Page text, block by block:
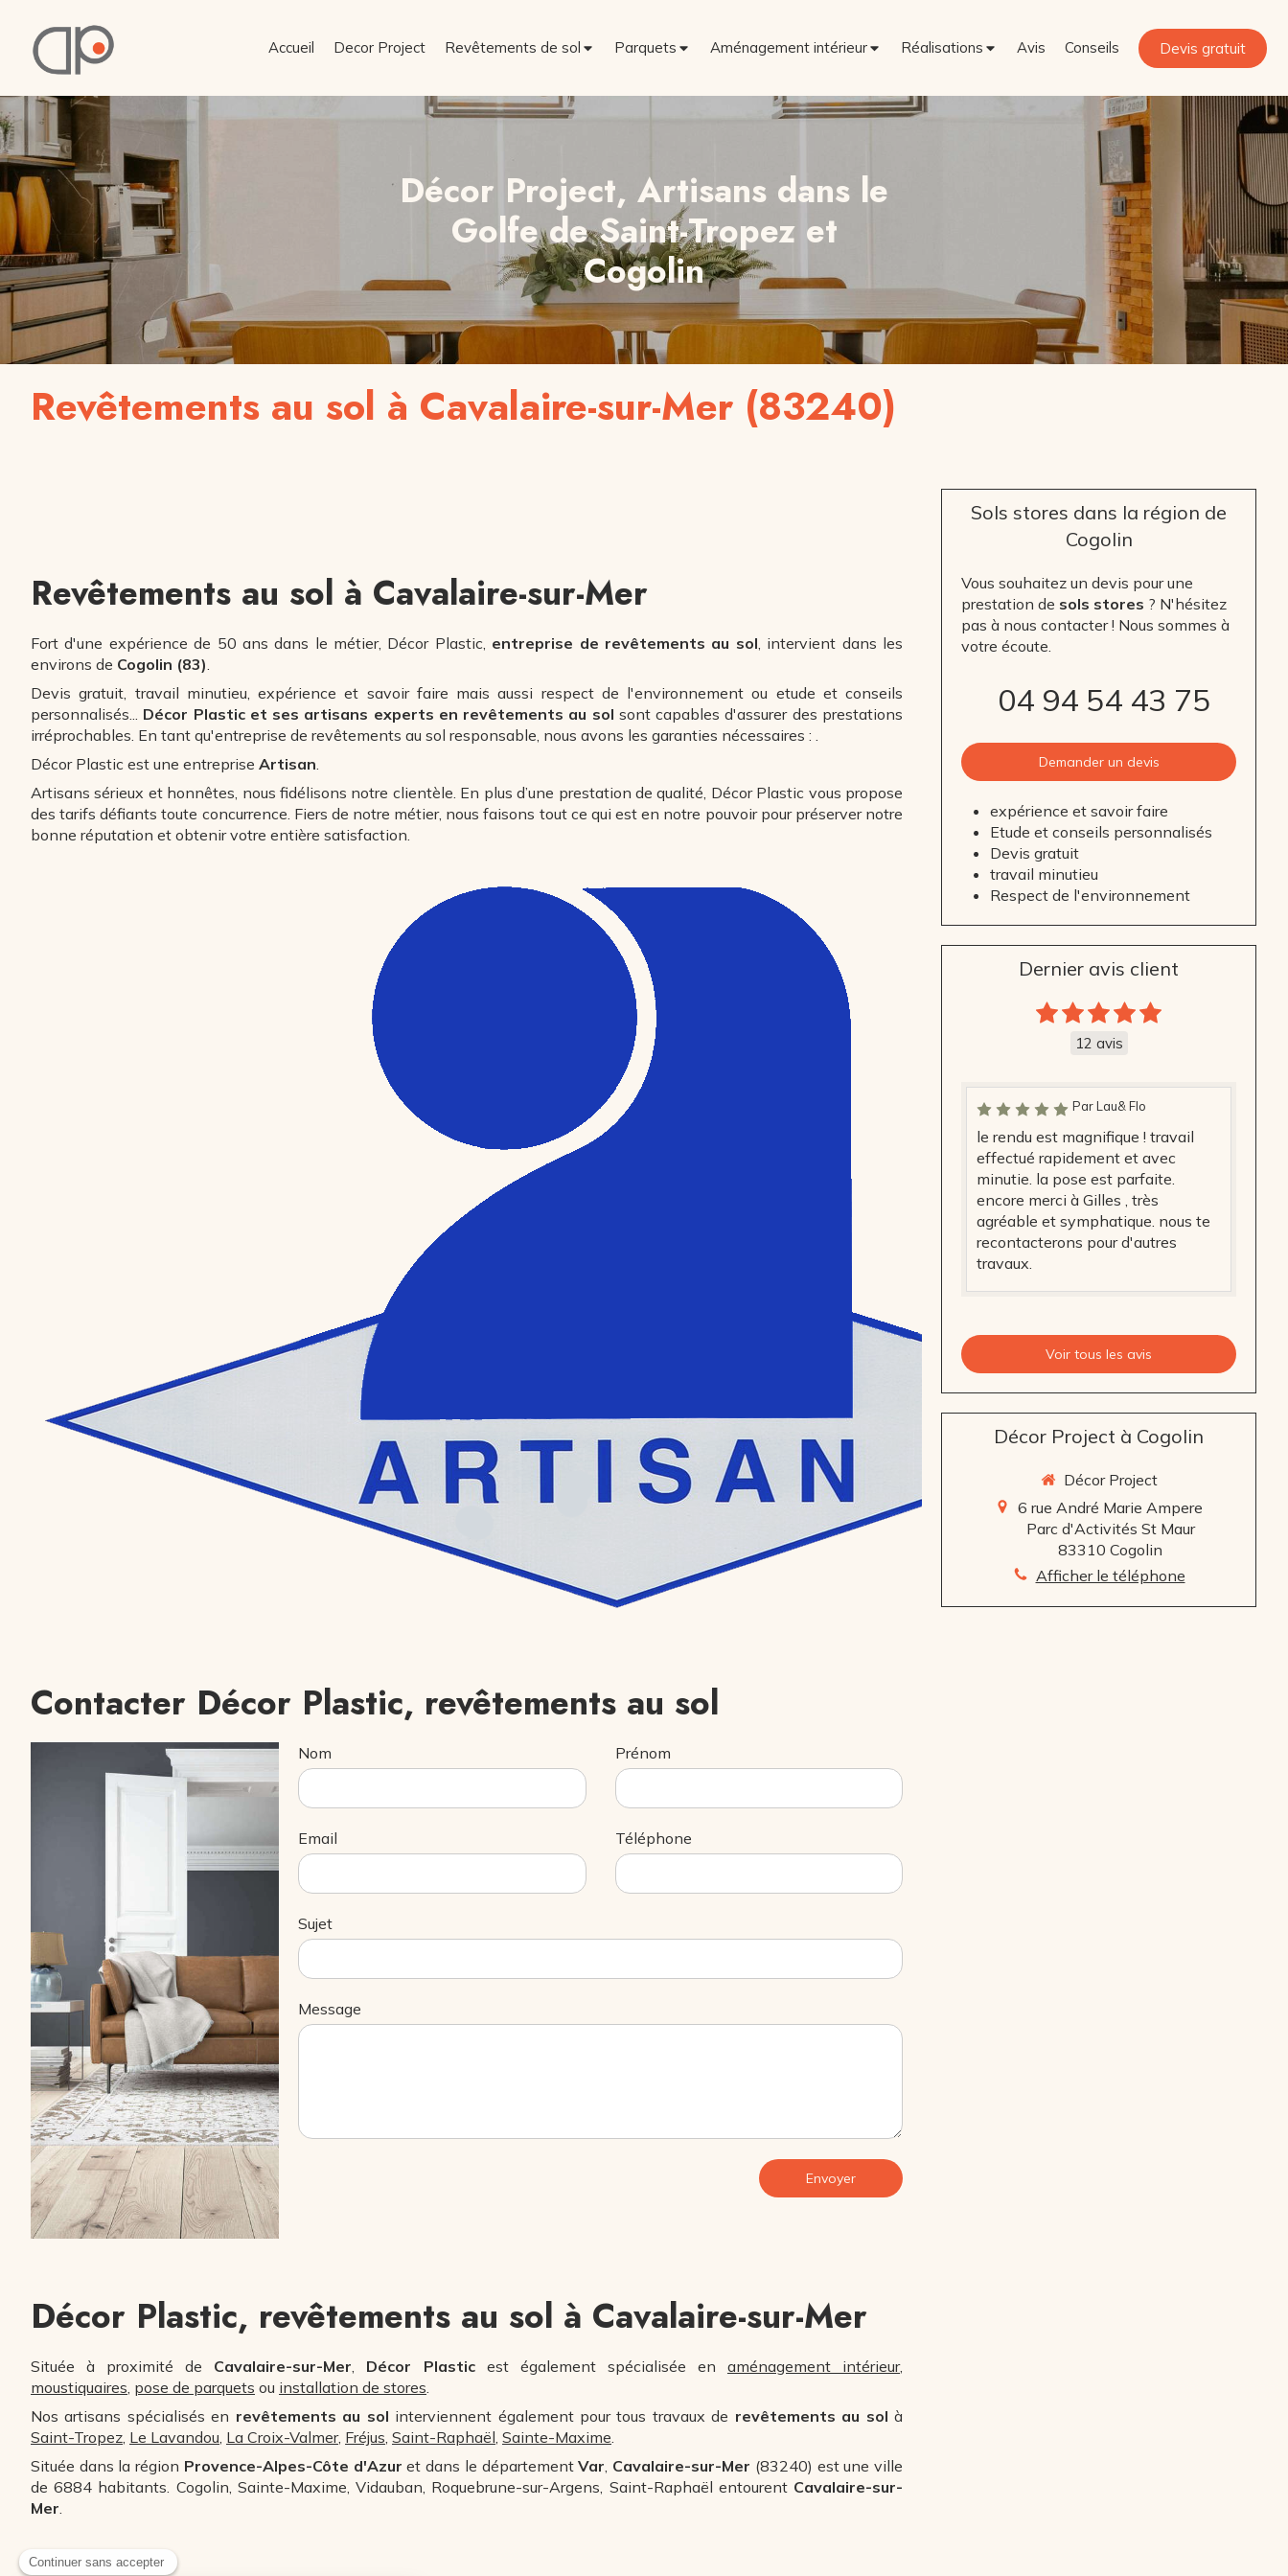
Accueil Decor Project Revêtements de sol Parquets Aménagement intérieur Réalisations Avis Conseils Devis gratuit
Décor Project, Artisans dans le
Golfe de Saint-Tropez et
Cogolin
Revêtements au sol à Cavalaire-sur-Mer (83240)
Revêtements au sol à Cavalaire-sur-Mer
Fort d'une expérience de 50 ans dans le métier, Décor Plastic, entreprise de revêtements au sol, intervient dans les
environs de Cogolin (83).
Devis gratuit, travail minutieu, expérience et savoir faire mais aussi respect de l'environnement ou etude et conseils
personnalisés... Décor Plastic et ses artisans experts en revêtements au sol sont capables d'assurer des prestations
irréprochables. En tant qu'entreprise de revêtements au sol responsable, nous avons les garanties nécessaires : .
Décor Plastic est une entreprise Artisan.
Artisans sérieux et honnêtes, nous fidélisons notre clientèle. En plus d’une prestation de qualité, Décor Plastic vous propose
des tarifs défiants toute concurrence. Fiers de notre métier, nous faisons tout ce qui est en notre pouvoir pour préserver notre
bonne réputation et obtenir votre entière satisfaction.
Contacter Décor Plastic, revêtements au sol
Nom Prénom
Email Téléphone
Sujet
Message
Envoyer
Décor Plastic, revêtements au sol à Cavalaire-sur-Mer
Située à proximité de Cavalaire-sur-Mer, Décor Plasticest également spécialisée en aménagement intérieur,
moustiquaires, pose de parquets ou installation de stores.
Nos artisans spécialisés en revêtements au sol interviennent également pour tous travaux de revêtements au sol à
Saint-Tropez, Le Lavandou, La Croix-Valmer, Fréjus, Saint-Raphaël, Sainte-Maxime.
Située dans la région Provence-Alpes-Côte d'Azur et dans le départementVar, Cavalaire-sur-Mer (83240) est une ville
de 6884 habitants. Cogolin, Sainte-Maxime, Vidauban, Roquebrune-sur-Argens, Saint-Raphaël entourent Cavalaire-sur-
Mer.
Sols stores dans la région de
Cogolin
Vous souhaitez un devis pour une
prestation de sols stores ? N'hésitez
pas à nous contacter ! Nous sommes à
votre écoute.
04 94 54 43 75
Demander un devis
expérience et savoir faire
Etude et conseils personnalisés
Devis gratuit
travail minutieu
Respect de l'environnement
Dernier avis client
12 avis
Par Lau& Flo
le rendu est magnifique ! travail
effectué rapidement et avec
minutie. la pose est parfaite.
encore merci à Gilles , très
agréable et symphatique. nous te
recontacterons pour d'autres
travaux.
Voir tous les avis
Décor Project à Cogolin
Décor Project
6 rue André Marie Ampere
Parc d'Activités St Maur
83310 Cogolin
Afficher le téléphone